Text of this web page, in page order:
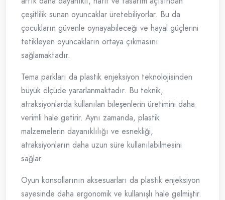
çeşitlilik sunan oyuncaklar üretebiliyorlar. Bu da
çocukların güvenle oynayabileceği ve hayal güçlerini
tetikleyen oyuncakların ortaya çıkmasını
sağlamaktadır.
Tema parkları da plastik enjeksiyon teknolojisinden
büyük ölçüde yararlanmaktadır. Bu teknik,
atraksiyonlarda kullanılan bileşenlerin üretimini daha
verimli hale getirir. Aynı zamanda, plastik
malzemelerin dayanıklılığı ve esnekliği,
atraksiyonların daha uzun süre kullanılabilmesini
sağlar.
Oyun konsollarının aksesuarları da plastik enjeksiyon
sayesinde daha ergonomik ve kullanışlı hale gelmiştir.